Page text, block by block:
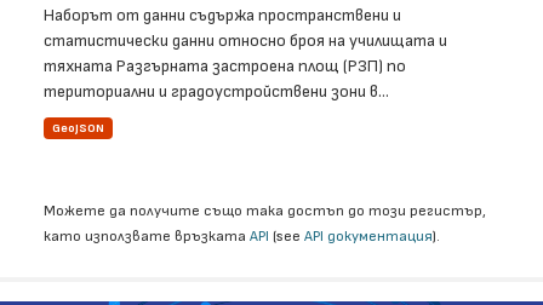
Наборът от данни съдържа пространствени и
статистически данни относно броя на училищата и
тяхната Разгърната застроена площ (РЗП) по
териториални и градоустройствени зони в...
GeoJSON
Можете да получите също така достъп до този регистър,
като използвате връзката API (see API документация).